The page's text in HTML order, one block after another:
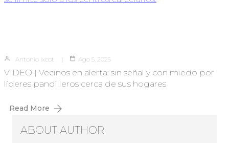
Antonio Ixcot Ago 5, 2025
VIDEO | Vecinos en alerta: sin señal y con miedo por
líderes pandilleros cerca de sus hogares
Read More
ABOUT AUTHOR